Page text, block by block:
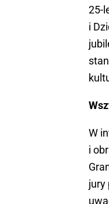
25-
i
W
i
jury